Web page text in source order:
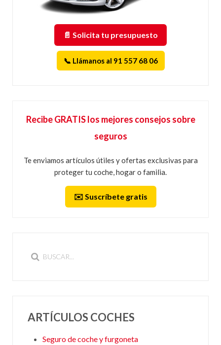
📄 Solicita tu presupuesto
📞 Llámanos al 91 557 68 06
Recibe GRATIS los mejores consejos sobre
seguros
Te enviamos artículos útiles y ofertas exclusivas para
proteger tu coche, hogar o familia.
✉️ Suscríbete gratis
ARTÍCULOS COCHES
Seguro de coche y furgoneta